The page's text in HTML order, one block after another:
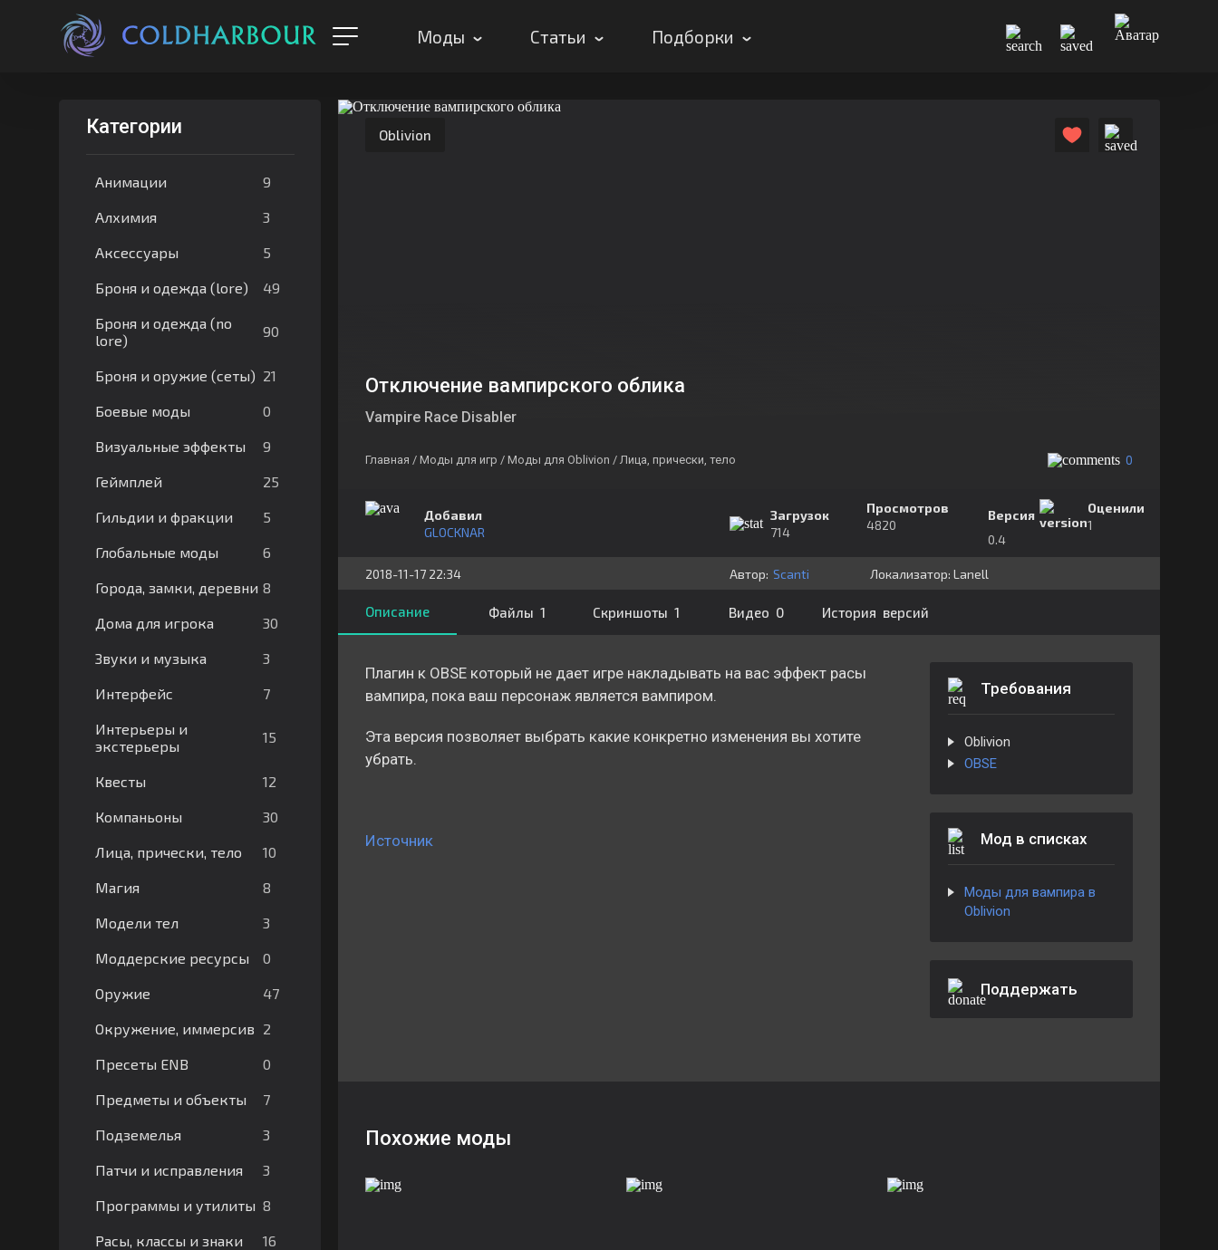
Моды Статьи Подборки
Категории
Анимации 9
Алхимия 3
Аксессуары 5
Броня и одежда (lore) 49
Броня и одежда (no
lore)
90
Броня и оружие (сеты) 21
Боевые моды 0
Визуальные эффекты 9
Геймплей 25
Гильдии и фракции 5
Глобальные моды 6
Города, замки, деревни 8
Дома для игрока 30
Звуки и музыка 3
Интерфейс 7
Интерьеры и
экстерьеры
15
Квесты 12
Компаньоны 30
Лица, прически, тело 10
Магия 8
Модели тел 3
Моддерские ресурсы 0
Оружие 47
Окружение, иммерсив 2
Пресеты ENB 0
Предметы и объекты 7
Подземелья 3
Патчи и исправления 3
Программы и утилиты 8
Расы, классы и знаки 16
Oblivion
Отключение вампирского облика
Vampire Race Disabler
Главная / Моды для игр / Моды для Oblivion / Лица, прически, тело 0
Добавил
GLOCKNAR
Загрузок
714
Просмотров
4820
Версия
0.4
Оценили
1
2018-11-17 22:34 Автор: Scanti Локализатор: ⁣⁣⁣Lanell
Описание Файлы 1 Скриншоты 1 Видео 0 История версий
Плагин к OBSE который не дает игре накладывать на вас эффект расы
вампира, пока ваш персонаж является вампиром.
Эта версия позволяет выбрать какие конкретно изменения вы хотите
убрать.
Источник
Требования
Oblivion
OBSE
Мод в списках
Моды для вампира в
Oblivion
Поддержать
Похожие моды